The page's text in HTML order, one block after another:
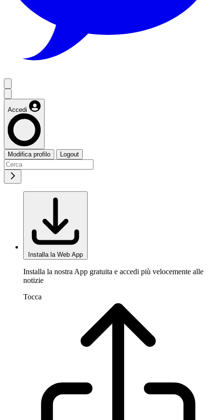
Accedi
Modifica profilo Logout
Installa la Web App
Installa la nostra App gratuita e accedi più velocemente alle
notizie
Tocca